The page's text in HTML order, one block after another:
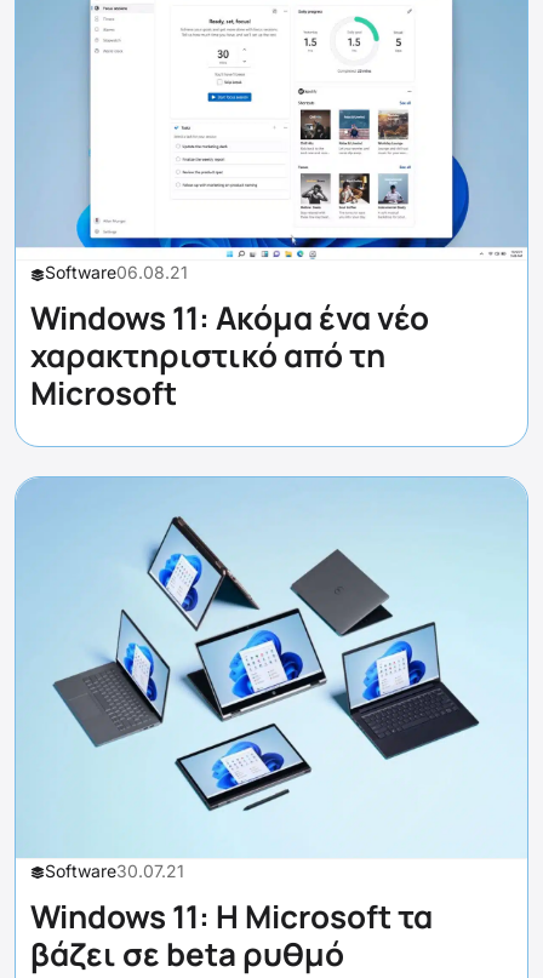
Software06.08.21
Windows 11: Ακόμα ένα νέο
χαρακτηριστικό από τη
Microsoft
Software30.07.21
Windows 11: Η Microsoft τα
βάζει σε beta ρυθμό